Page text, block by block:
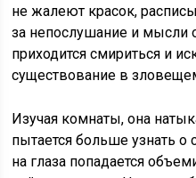
не жалеют красок,
за непослушание и мысли
приходится смириться и
существование в
Изучая комнаты, она
пытается больше узнать
на глаза попадается